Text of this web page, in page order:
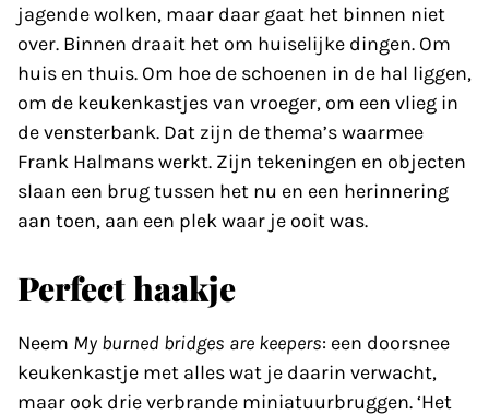
jagende wolken, maar daar gaat het binnen niet
over. Binnen draait het om huiselijke dingen. Om
huis en thuis. Om hoe de schoenen in de hal liggen,
om de keukenkastjes van vroeger, om een vlieg in
de vensterbank. Dat zijn de thema’s waarmee
Frank Halmans werkt. Zijn tekeningen en objecten
slaan een brug tussen het nu en een herinnering
aan toen, aan een plek waar je ooit was.
Perfect haakje
Neem My burned bridges are keepers: een doorsnee
keukenkastje met alles wat je daarin verwacht,
maar ook drie verbrande miniatuurbruggen. ‘Het